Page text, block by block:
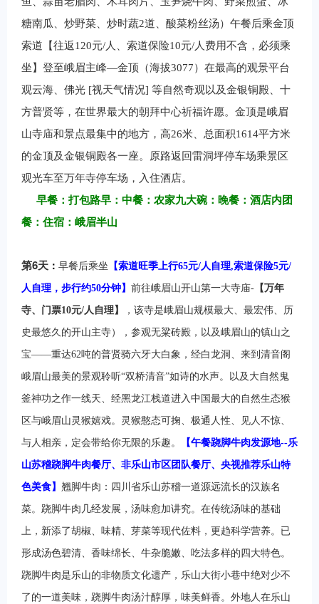
糖南瓜、炒野菜、炒时蔬2道、酸菜粉丝汤）午餐后乘金顶
索道【往返120元/人、索道保险10元/人费用不含，必须乘
坐】登至峨眉主峰—金顶（海拔3077）在最高的观景平台
观云海、佛光 [视天气情况] 等自然奇观以及金银铜殿、十
方普贤等，在世界最大的朝拜中心祈福许愿。金顶是峨眉
山寺庙和景点最集中的地方，高26米、总面积1614平方米
的金顶及金银铜殿各一座。原路返回雷洞坪停车场乘景区
观光车至万年寺停车场，入住酒店。
早餐：打包路早：中餐：农家九大碗：晚餐：酒店内团
餐：住宿：峨眉半山
第6天 ： 早餐后乘坐 【索道旺季上行65元/人自理,索道保险5元/
人自理，步行约50分钟】 前往峨眉山开山第一大寺庙- 【万年
寺、门票10元/人自理】 ，该寺是峨眉山规模最大、最宏伟、历
史最悠久的开山主寺），参观无粱砖殿，以及峨眉山的镇山之
宝——重达62吨的普贤骑六牙大白象，经白龙洞、来到清音阁
峨眉山最美的景观聆听“双桥清音”如诗的水声。以及大自然鬼
釜神功之作一线天、经黑龙江栈道进入中国最大的自然生态猴
区与峨眉山灵猴嬉戏。灵猴憨态可掬、极通人性、见人不惊、
与人相亲，定会带给你无限的乐趣。 【午餐跷脚牛肉发源地--乐
山苏稽跷脚牛肉餐厅、非乐山市区团队餐厅、央视推荐乐山特
色美食】 翘脚牛肉：四川省乐山苏稽一道源远流长的汉族名
菜。跷脚牛肉几经发展，汤味愈加讲究。在传统汤味的基础
上，新添了胡椒、味精、芽菜等现代佐料，更趋科学营养。已
形成汤色碧清、香味绵长、牛杂脆嫩、吃法多样的四大特色。
跷脚牛肉是乐山的非物质文化遗产，乐山大街小巷中绝对少不
了的一道美味，跷脚牛肉汤汁醇厚，味美鲜香。外地人在乐山